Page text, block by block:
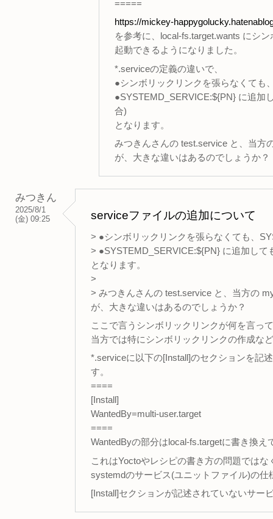
=====
https://mickey-
を参考に、local-fs.target.wants にシ
起動できるようになりました。
*.serviceの定義の違いで、
●シンボリックリンクを張らなくても
●SYSTEMD_SERVICE:${PN} に追加
合)
となります。
みつきんさんの test.service と、当方
が、大きな違いはあるのでしょうか？
みつきん
2025/8/1
(金) 09:25
serviceファイルの追加について
> ●シンボリックリンクを張らなくても、
> ●SYSTEMD_SERVICE:${PN} に追加し
となります。
>
> みつきんさんの test.service と、当方の
が、大きな違いはあるのでしょうか？
ここで言うシンボリックリンクが何を言っ
当方では特にシンボリックリンクの作成な
*.serviceに以下の[Install]のセクションを記
す。
====
[Install]
WantedBy=multi-user.target
====
WantedByの部分はlocal-fs.targetに書き換え
これはYoctoやレシピの書き方の問題ではな
systemdのサービス(ユニットファイル)の仕
[Install]セクションが記述されていないサー